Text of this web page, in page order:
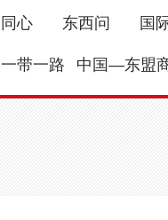
同心 东西问 国
一带一路 中国—东盟